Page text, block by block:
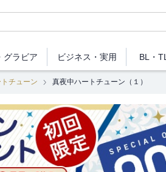
グラビア ビジネス ・実用 BL・TL
チューン 真夜中ハートチューン（１）